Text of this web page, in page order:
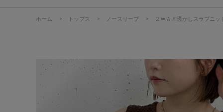
ホーム > トップス > ノースリーブ > ２ＷＡＹ透かしスラブニッ